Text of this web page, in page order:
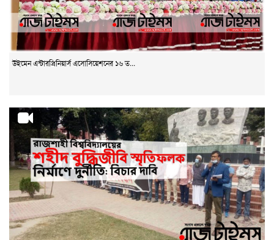
উইমেন এন্টারপ্রিনিয়ার্স এসোসিয়েশনের ১৬ ত...